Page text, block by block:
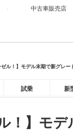
中古車販売店
ゼル！】モデル末期で新グレ
試乗 新
！】モ